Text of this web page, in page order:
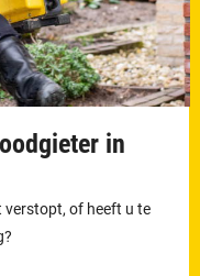
in
verstopt, of heeft u te